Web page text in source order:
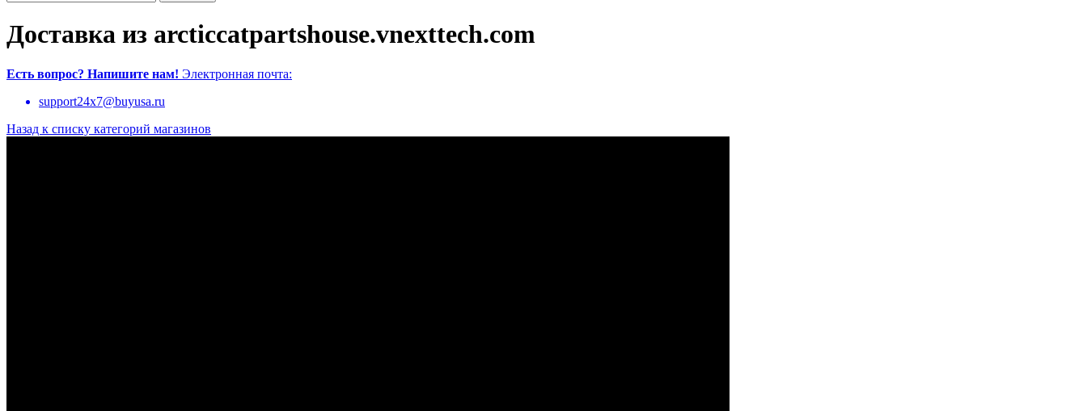
Доставка из arcticcatpartshouse.vnexttech.com
Есть вопрос? Напишите нам! Электронная почта:
support24x7@buyusa.ru
Назад к списку категорий магазинов